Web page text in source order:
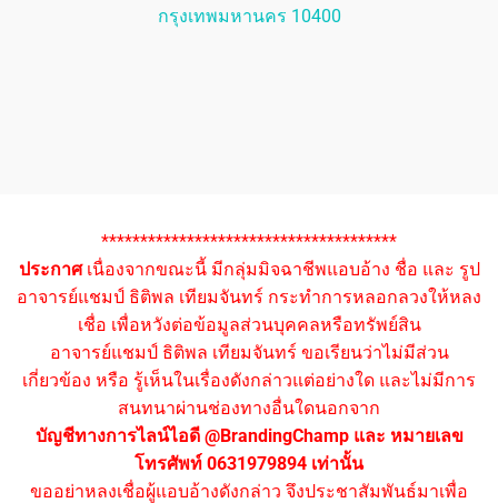
กรุงเทพมหานคร 10400
**************************************
ประกาศเนื่องจากขณะนี้ มีกลุ่มมิจฉาชีพแอบอ้าง ชื่อ และ รูป
อาจารย์แชมป์ ธิติพล เทียมจันทร์ กระทำการหลอกลวงให้หลง
เชื่อ เพื่อหวังต่อข้อมูลส่วนบุคคลหรือทรัพย์สิน
อาจารย์แชมป์ ธิติพล เทียมจันทร์ ขอเรียนว่าไม่มีส่วน
เกี่ยวข้อง หรือ รู้เห็นในเรื่องดังกล่าวแต่อย่างใด และไม่มีการ
สนทนาผ่านช่องทางอื่นใดนอกจาก
บัญชีทางการไลน์ไอดี @BrandingChamp และ หมายเลข
โทรศัพท์ 0631979894 เท่านั้น
ขออย่าหลงเชื่อผู้แอบอ้างดังกล่าว จึงประชาสัมพันธ์มาเพื่อ